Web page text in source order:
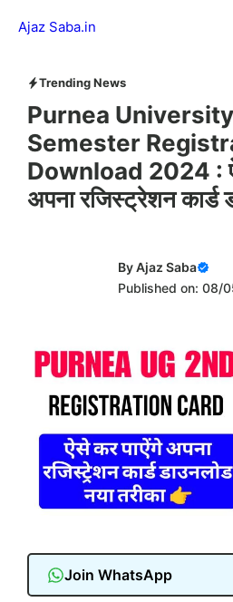
Ajaz Saba.in
Trending News
Purnea
Semester
Download 2024 :
अपना रजिस्ट्रेशन कार्ड
ByAjaz Saba
Published on: 08/
Join WhatsApp